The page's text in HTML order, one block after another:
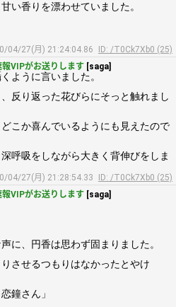
い香りを漂わせていました。
04/27(月) 21:24:04.86
ID: /T0Ck7Xb0 (25)
VIPがお送りします [saga]
ように言いました。
反り返った花びらにそっと触れまし
こか喜んでいるようにも見えたので
呼吸をしながら大きく背伸びをしま
04/27(月) 21:28:54.33
ID: /T0Ck7Xb0 (25)
VIPがお送りします [saga]
に、円香は思わず固まりました。
させるつもりはなかったとやけ
鐘さん」